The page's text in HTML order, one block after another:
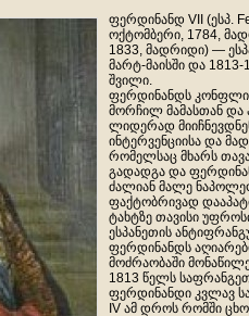
ფერდინანდ VII (ესპ.
ოქტომბერი, 1784,
1833, მადრიდი) —
მარტ-მაისში და
შვილი.
ფერდინანდს
მორჩილ მამასთან და
ლიდერად
ინტერვენციისა და
რომელსაც მხარს
გადადგა და
ძალიან მალე
ფაქტობრივად
ტახტზე თავისი
ესპანეთის
ფერდინანდს
მოძრაობაში
1813 წელს
ფერდინანდი კვლავ
IV ამ დროს რომში